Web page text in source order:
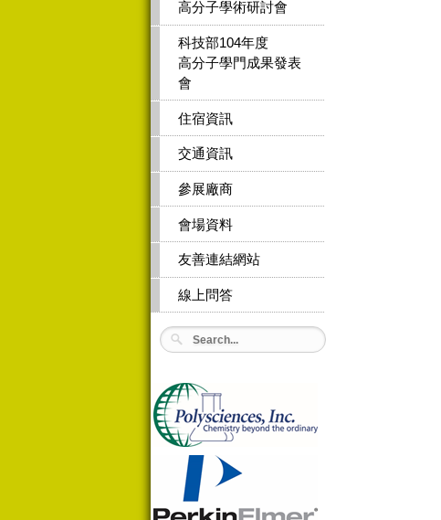
高分子學術研討會
科技部104年度
高分子學門成果發表
會
住宿資訊
交通資訊
參展廠商
會場資料
友善連結網站
線上問答